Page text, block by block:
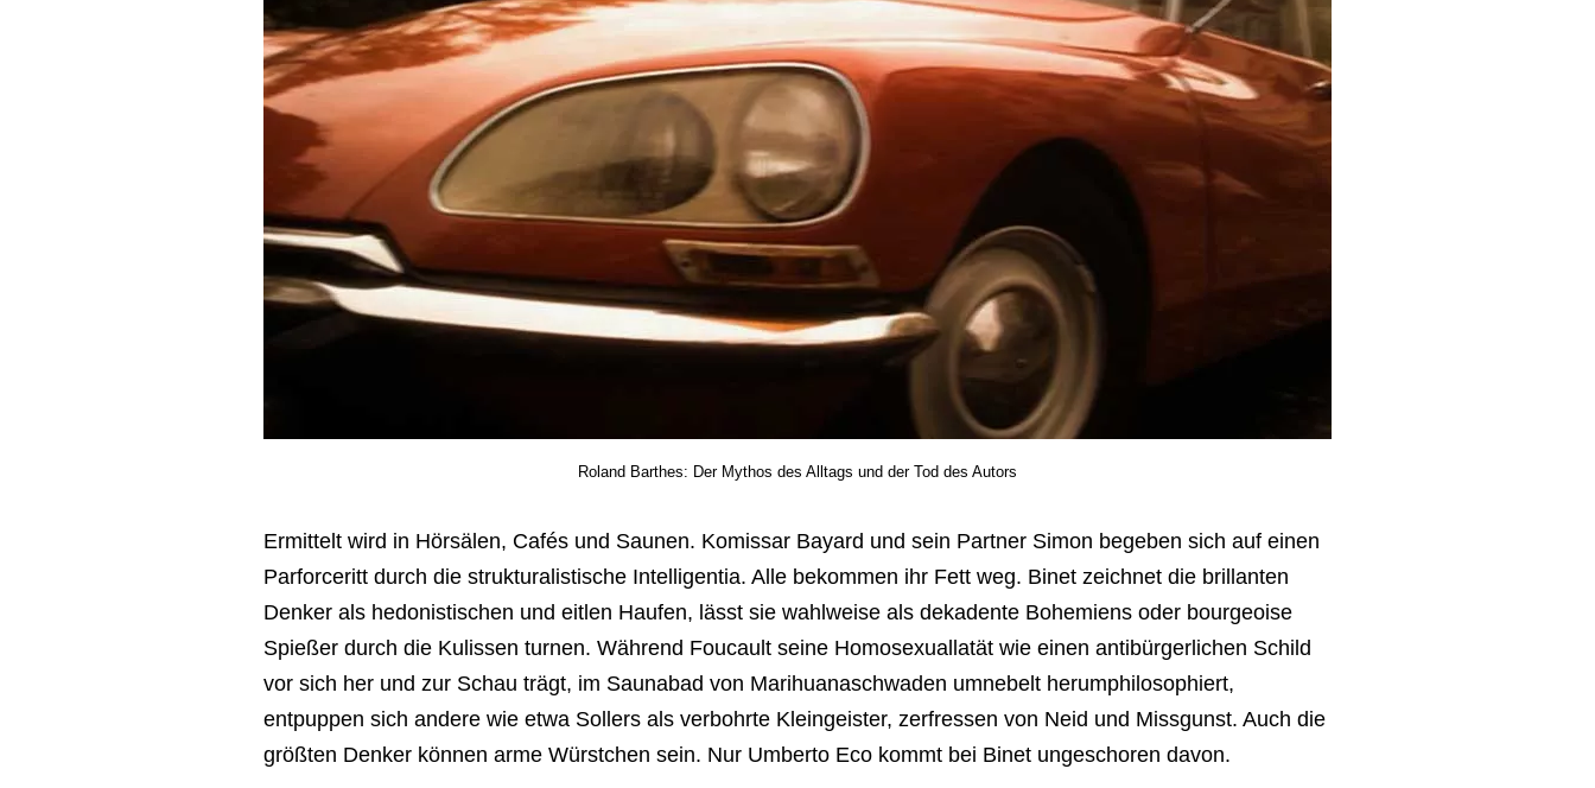
Roland Barthes: Der Mythos des Alltags und der Tod des Autors
Ermittelt wird in Hörsälen, Cafés und Saunen. Komissar Bayard und sein Partner Simon begeben sich auf einen
Parforceritt durch die strukturalistische Intelligentia. Alle bekommen ihr Fett weg. Binet zeichnet die brillanten
Denker als hedonistischen und eitlen Haufen, lässt sie wahlweise als dekadente Bohemiens oder bourgeoise
Spießer durch die Kulissen turnen. Während Foucault seine Homosexuallatät wie einen antibürgerlichen Schild
vor sich her und zur Schau trägt, im Saunabad von Marihuanaschwaden umnebelt herumphilosophiert,
entpuppen sich andere wie etwa Sollers als verbohrte Kleingeister, zerfressen von Neid und Missgunst. Auch die
größten Denker können arme Würstchen sein. Nur Umberto Eco kommt bei Binet ungeschoren davon.